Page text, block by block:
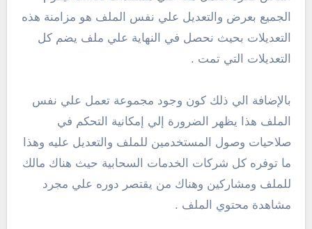
الجميع بعرض والتعديل علي نفس الملف هو مزامنة هذه
التعديلات بحيث نحصل في النهاية علي ملف يضم كل
التعديلات التي تمت .
بالإضافة الي ذلك كون وجود مجموعة تعمل علي نفس
الملف هذا يظهر الضرورة إلي إمكانية التحكم في
صلاحيات وصول المستخدمين للملف والتعديل عليه وهذا
ما توفره كل شركات الخدمات السحابية حيث هناك مالك
للملف ومشاركين وهناك من يقتصر دوره علي مجرد
مشاهدة محتوي الملف .